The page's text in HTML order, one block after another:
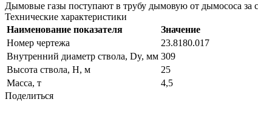
Дымовые газы поступают в трубу дымовую от дымососа за
Технические характеристики
Наименование показателя
Значение
Номер чертежа
23.8180.017
Внутренний диаметр ствола, Dy, мм 309
Высота ствола, H, м
25
Масса, т
4,5
Поделиться